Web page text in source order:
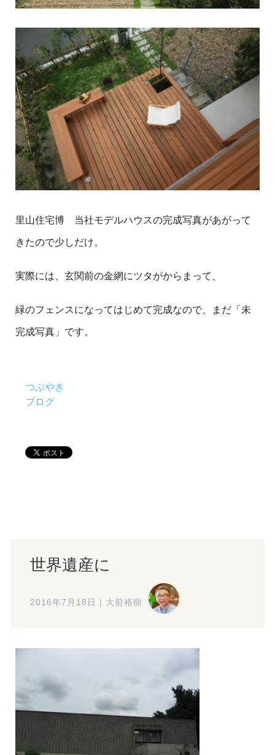
里山住宅博 当社モデルハウスの完成写真があがって
きたので少しだけ。
実際には、玄関前の金網にツタがからまって、
緑のフェンスになってはじめて完成なので、まだ「未
完成写真」です。
つぶやき
ブログ
世界遺産に
2016年7月18日 | 大前裕樹